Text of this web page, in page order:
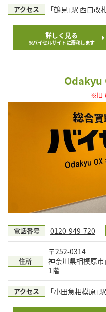
アクセス ｢鶴見｣駅 西口改
詳しく見る
※バイセルサイトに遷移します
Odakyu
※旧
電話番号 0120-949-720
住所
〒252-0314
神奈川県相模原
1階
アクセス ｢小田急相模原｣